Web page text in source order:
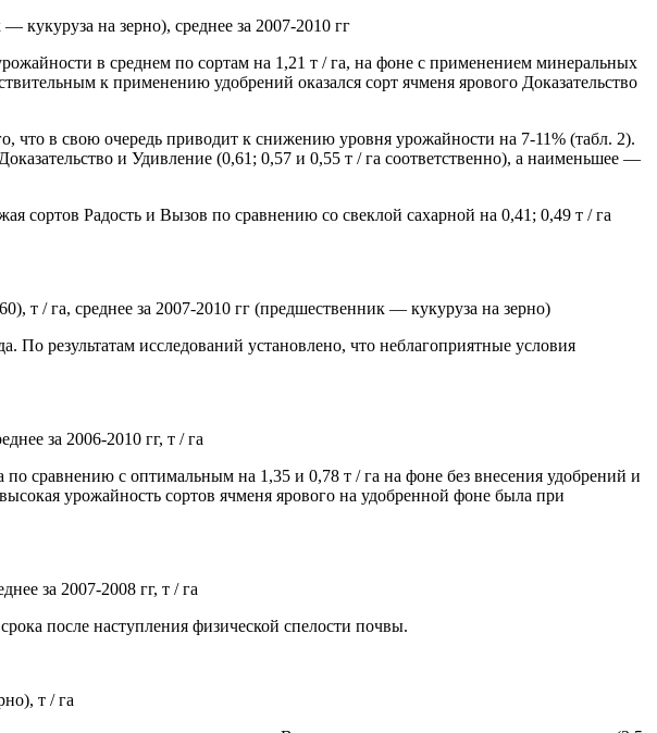
кукуруза на зерно), среднее за 2007-2010 гг
в среднем по сортам на 1,21 т / га, на фоне с применением минеральных
к применению удобрений оказался сорт ячменя ярового Доказательство
что в свою очередь приводит к снижению уровня урожайности на 7-11% (табл. 2).
и Удивление (0,61; 0,57 и 0,55 т / га соответственно), а наименьшее —
сортов Радость и Вызов по сравнению со свеклой сахарной на 0,41; 0,49 т / га
т / га, среднее за 2007-2010 гг (предшественник — кукуруза на зерно)
результатам исследований установлено, что неблагоприятные условия
за 2006-2010 гг, т / га
сравнению с оптимальным на 1,35 и 0,78 т / га на фоне без внесения удобрений и
урожайность сортов ячменя ярового на удобренной фоне была при
за 2007-2008 гг, т / га
после наступления физической спелости почвы.
т / га